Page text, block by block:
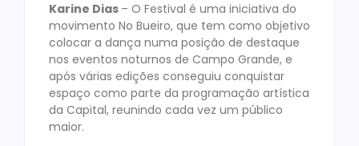
Karine Dias – O Festival é uma iniciativa do
movimento No Bueiro, que tem como objetivo
colocar a dança numa posição de destaque
nos eventos noturnos de Campo Grande, e
após várias edições conseguiu conquistar
espaço como parte da programação artística
da Capital, reunindo cada vez um público
maior.